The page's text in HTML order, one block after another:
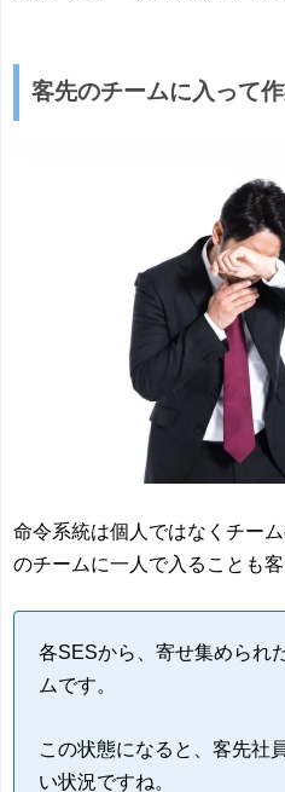
客先のチームに入って
命令系統は個人ではなくチー
のチームに一人で入ることも
各SESから、寄せ集められ
ムです。
この状態になると、客先社
い状況ですね。